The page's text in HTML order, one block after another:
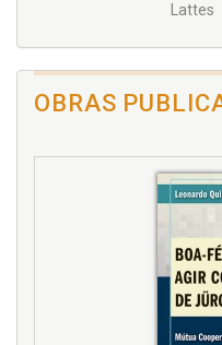
Lattes
OBRAS